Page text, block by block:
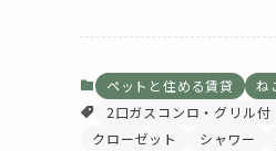
ペットと住める賃貸 ね
2口ガスコンロ・グリル付
クローゼット
シャワー